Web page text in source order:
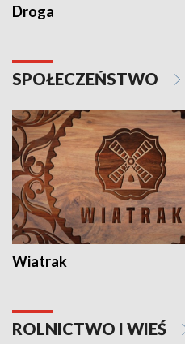
Droga
SPOŁECZEŃSTWO
Wiatrak
ROLNICTWO I WIEŚ